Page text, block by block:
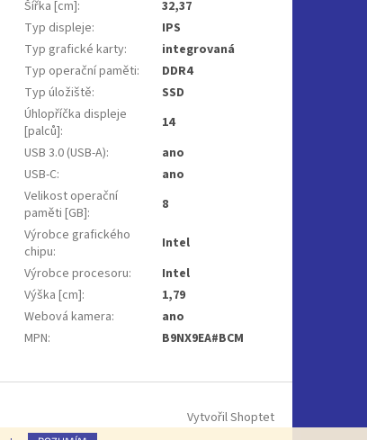
Šířka [cm]:
32,37
Typ displeje:
IPS
Typ grafické karty:
integrovaná
Typ operační paměti:
DDR4
Typ úložiště:
SSD
Úhlopříčka displeje
[palců]:
14
USB 3.0 (USB-A):
ano
USB-C:
ano
Velikost operační
paměti [GB]:
8
Výrobce grafického
chipu:
Intel
Výrobce procesoru:
Intel
Výška [cm]:
1,79
Webová kamera:
ano
MPN: B9NX9EA#BCM
Vytvořil Shoptet